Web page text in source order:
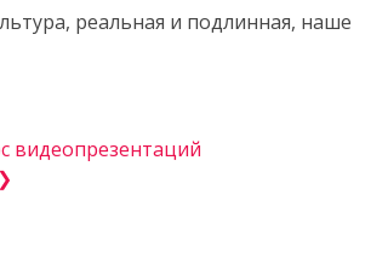
реальная и подлинная, наше
видеопрезентаций